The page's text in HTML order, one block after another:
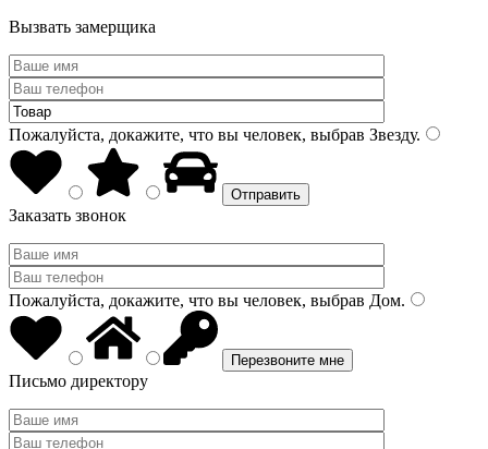
Вызвать замерщика
Пожалуйста, докажите, что вы человек, выбрав Звезду.
Заказать звонок
Пожалуйста, докажите, что вы человек, выбрав Дом.
Письмо директору